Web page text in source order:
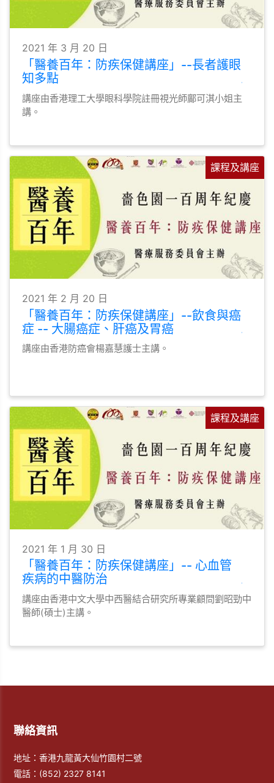
2021 年 3 月 20 日
「醫養百年：防疾保健講座」--長者護眼
知多點
講座由香港理工大學眼科學院註冊視光師鄺可淇小姐主
講。
課程及講座
2021 年 2 月 20 日
「醫養百年：防疾保健講座」--飲食與癌
症 -- 大腸癌症、肝癌及胃癌
講座由香港防癌會楊嘉慧護士主講。
課程及講座
2021 年 1 月 30 日
「醫養百年：防疾保健講座」-- 心血管
疾病的中醫防治
講座由香港中文大學中西醫結合研究所專業顧問劉昭勁中
醫師(碩士)主講。
聯絡資訊
地址：香港九龍黃大仙竹園村二號
電話： (852) 2327 8141